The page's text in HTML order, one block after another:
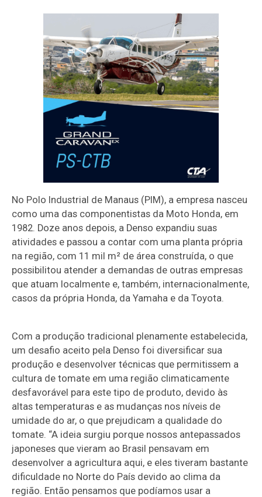
No Polo Industrial de Manaus (PIM), a empresa nasceu
como uma das componentistas da Moto Honda, em
1982. Doze anos depois, a Denso expandiu suas
atividades e passou a contar com uma planta própria
na região, com 11 mil m² de área construída, o que
possibilitou atender a demandas de outras empresas
que atuam localmente e, também, internacionalmente,
casos da própria Honda, da Yamaha e da Toyota.
Com a produção tradicional plenamente estabelecida,
um desafio aceito pela Denso foi diversificar sua
produção e desenvolver técnicas que permitissem a
cultura de tomate em uma região climaticamente
desfavorável para este tipo de produto, devido às
altas temperaturas e as mudanças nos níveis de
umidade do ar, o que prejudicam a qualidade do
tomate. “A ideia surgiu porque nossos antepassados
japoneses que vieram ao Brasil pensavam em
desenvolver a agricultura aqui, e eles tiveram bastante
dificuldade no Norte do País devido ao clima da
região. Então pensamos que podíamos usar a